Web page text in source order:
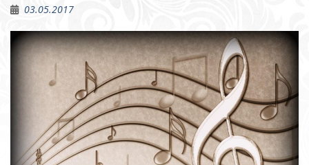
03.05.2017